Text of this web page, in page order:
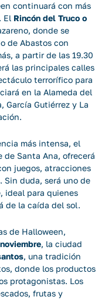
continuará con más
El Rincón del Truco o
donde se
de Abastos con
a partir de las 19.30
las principales calles
terrorífico para
en la Alameda del
García Gutiérrez y La
más intensa, el
de Santa Ana, ofrecerá
juegos, atracciones
Sin duda, será uno de
ideal para quienes
de la caída del sol.
de Halloween,
, la ciudad
, una tradición
donde los productos
protagonistas. Los
frutas y